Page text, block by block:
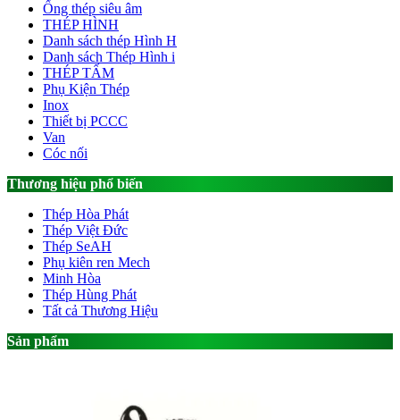
Ống thép siêu âm
THÉP HÌNH
Danh sách thép Hình H
Danh sách Thép Hình i
THÉP TẤM
Phụ Kiện Thép
Inox
Thiết bị PCCC
Van
Cóc nối
Thương hiệu phổ biến
Thép Hòa Phát
Thép Việt Đức
Thép SeAH
Phụ kiên ren Mech
Minh Hòa
Thép Hùng Phát
Tất cả Thương Hiệu
Sản phẩm